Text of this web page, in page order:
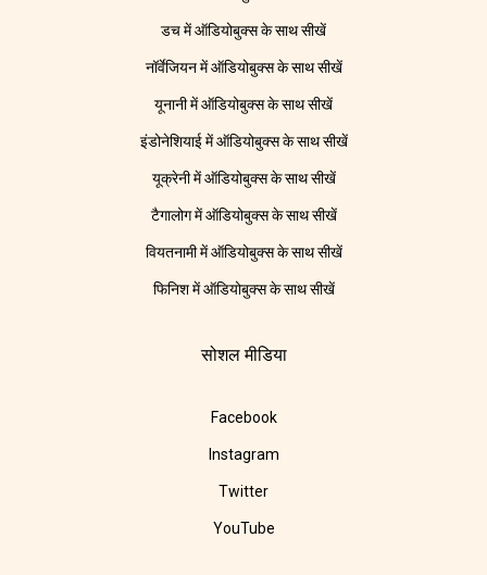
डच में ऑडियोबुक्स के साथ सीखें
नॉर्वेजियन में ऑडियोबुक्स के साथ सीखें
यूनानी में ऑडियोबुक्स के साथ सीखें
इंडोनेशियाई में ऑडियोबुक्स के साथ सीखें
यूक्रेनी में ऑडियोबुक्स के साथ सीखें
टैगालोग में ऑडियोबुक्स के साथ सीखें
वियतनामी में ऑडियोबुक्स के साथ सीखें
फिनिश में ऑडियोबुक्स के साथ सीखें
सोशल मीडिया
Facebook
Instagram
Twitter
YouTube